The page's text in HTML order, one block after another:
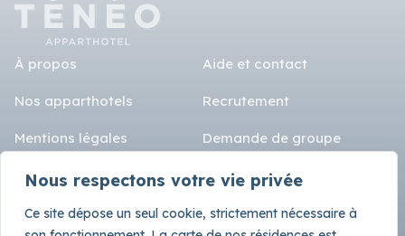
Nous respectons votre vie privée
Ce site dépose un seul cookie, strictement nécessaire à
À propos
Nos apparthotels
Mentions légales
FAQ
CGL
Aide et contact
Recrutement
Demande de groupe
Compte société
Langue